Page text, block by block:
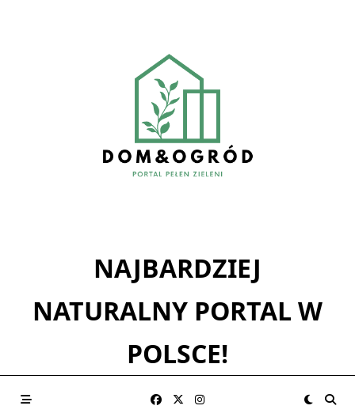
NAJBARDZIEJ
NATURALNY PORTAL W
POLSCE!